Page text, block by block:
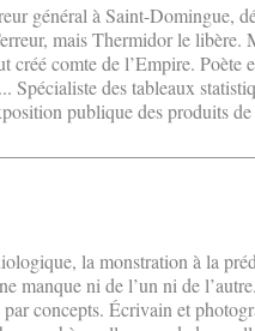
général à Saint-Domingue,
mais Thermidor le libère.
comte de l’Empire. Poète
Spécialiste des tableaux
publique des produits
la monstration à la
manque ni de l’un ni de
concepts. Écrivain et